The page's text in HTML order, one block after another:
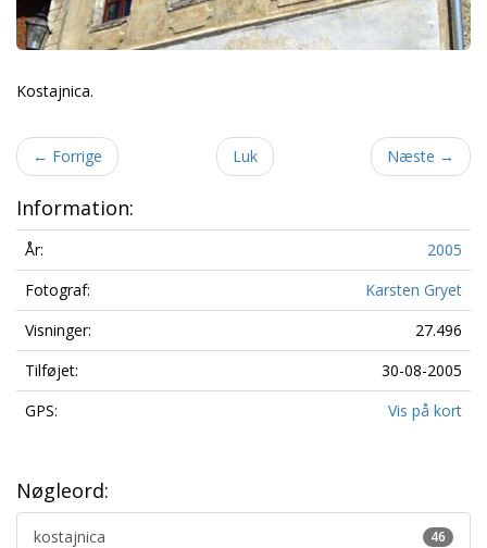
Kostajnica.
← Forrige Luk Næste →
Information:
År:
2005
Fotograf:
Karsten Gryet
Visninger:
27.496
Tilføjet:
30-08-2005
GPS:
Vis på kort
Nøgleord:
46
kostajnica